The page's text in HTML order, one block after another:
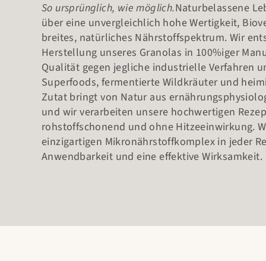
So ursprünglich, wie möglich.Naturbelassene
über eine unvergleichlich hohe Wertigkeit,
breites, natürliches Nährstoffspektrum. Wir
Herstellung unseres Granolas in 100%iger
Qualität gegen jegliche industrielle Verfahren
Superfoods, fermentierte Wildkräuter und
Zutat bringt von Natur aus
und wir verarbeiten unsere hochwertigen
rohstoffschonend und ohne Hitzeeinwirkung.
einzigartigen Mikronährstoffkomplex in jeder
Anwendbarkeit und eine effektive Wirksamkeit.